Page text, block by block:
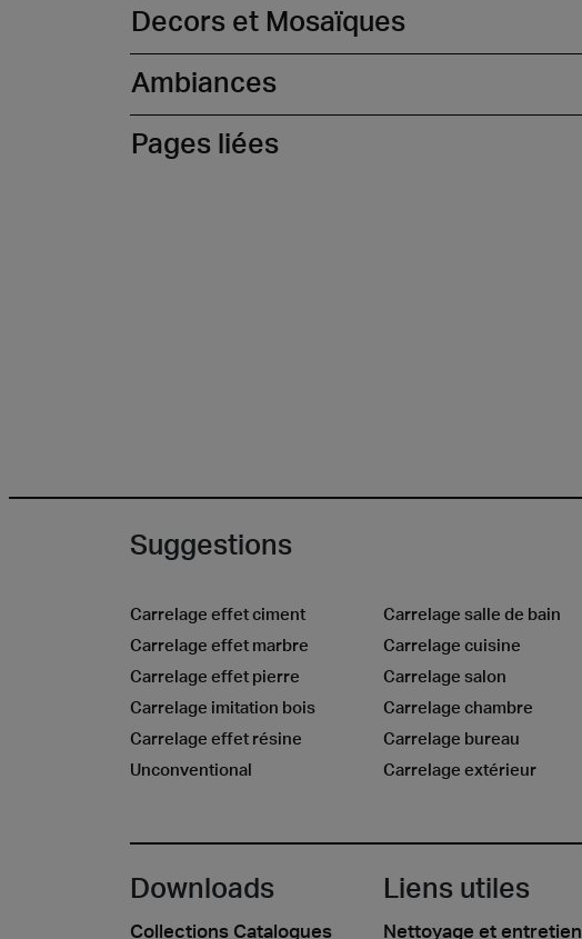
Decors et Mosaïques
Ambiances
Pages liées
Suggestions
Carrelage effet ciment
Carrelage effet marbre
Carrelage effet pierre
Carrelage imitation bois
Carrelage effet résine
Unconventional
Carrelage salle de bain
Carrelage cuisine
Carrelage salon
Carrelage chambre
Carrelage bureau
Carrelage extérieur
Downloads
Collections Catalogues
Liens utiles
Nettoyage et entretien